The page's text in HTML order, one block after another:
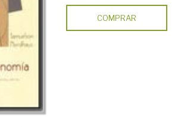
COMPRAR